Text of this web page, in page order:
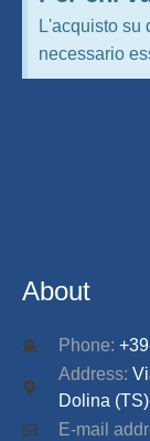
L'acquisto su
necessario
About
Phone:
Address:
Dolina
E-mail